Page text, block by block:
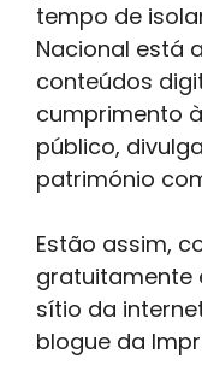
tempo de
Nacional está
conteúdos
cumprimento
público,
património
Estão assim,
gratuitamente
sítio da
blogue da